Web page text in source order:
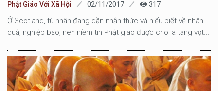
Phật Giáo Với Xã Hội 02/11/2017 317
Ở Scotland, tù nhân đang dần nhận thức và hiểu biết về nhân
quả, nghiệp báo, nên niềm tin Phật giáo được cho là tăng vọt...